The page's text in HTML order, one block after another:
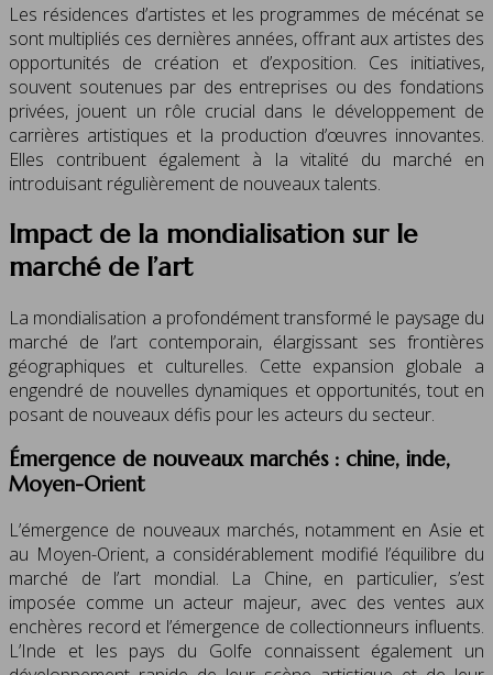
Les résidences d’artistes et les programmes de mécénat se
sont multipliés ces dernières années, offrant aux artistes des
opportunités de création et d’exposition. Ces initiatives,
souvent soutenues par des entreprises ou des fondations
privées, jouent un rôle crucial dans le développement de
carrières artistiques et la production d’œuvres innovantes.
Elles contribuent également à la vitalité du marché en
introduisant régulièrement de nouveaux talents.
Impact de la mondialisation sur le
marché de l’art
La mondialisation a profondément transformé le paysage du
marché de l’art contemporain, élargissant ses frontières
géographiques et culturelles. Cette expansion globale a
engendré de nouvelles dynamiques et opportunités, tout en
posant de nouveaux défis pour les acteurs du secteur.
Émergence de nouveaux marchés : chine, inde,
Moyen-Orient
L’émergence de nouveaux marchés, notamment en Asie et
au Moyen-Orient, a considérablement modifié l’équilibre du
marché de l’art mondial. La Chine, en particulier, s’est
imposée comme un acteur majeur, avec des ventes aux
enchères record et l’émergence de collectionneurs influents.
L’Inde et les pays du Golfe connaissent également un